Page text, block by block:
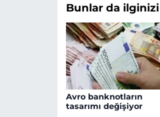
Bunlar da
Avro banknotların
tasarımı değişiyor